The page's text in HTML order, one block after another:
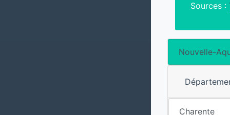
Sources :
Nouvelle-
Charente